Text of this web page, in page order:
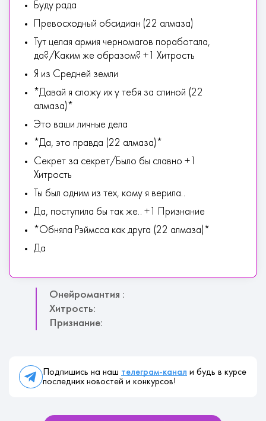
Буду рада
Превосходный обсидиан (22 алмаза)
Тут целая армия черномагов поработала,
да?/Каким же образом? +1 Хитрость
Я из Средней земли
*Давай я сложу их у тебя за спиной (22
алмаза)*
Это ваши личные дела
*Да, это правда (22 алмаза)*
Секрет за секрет/Было бы славно +1
Хитрость
Ты был одним из тех, кому я верила..
Да, поступила бы так же.. +1 Признание
*Обняла Рэймсса как друга (22 алмаза)*
Да
Онейромантия :
Хитрость:
Признание:
Подпишись на наш телеграм-канал и будь в курсе
последних новостей и конкурсов!